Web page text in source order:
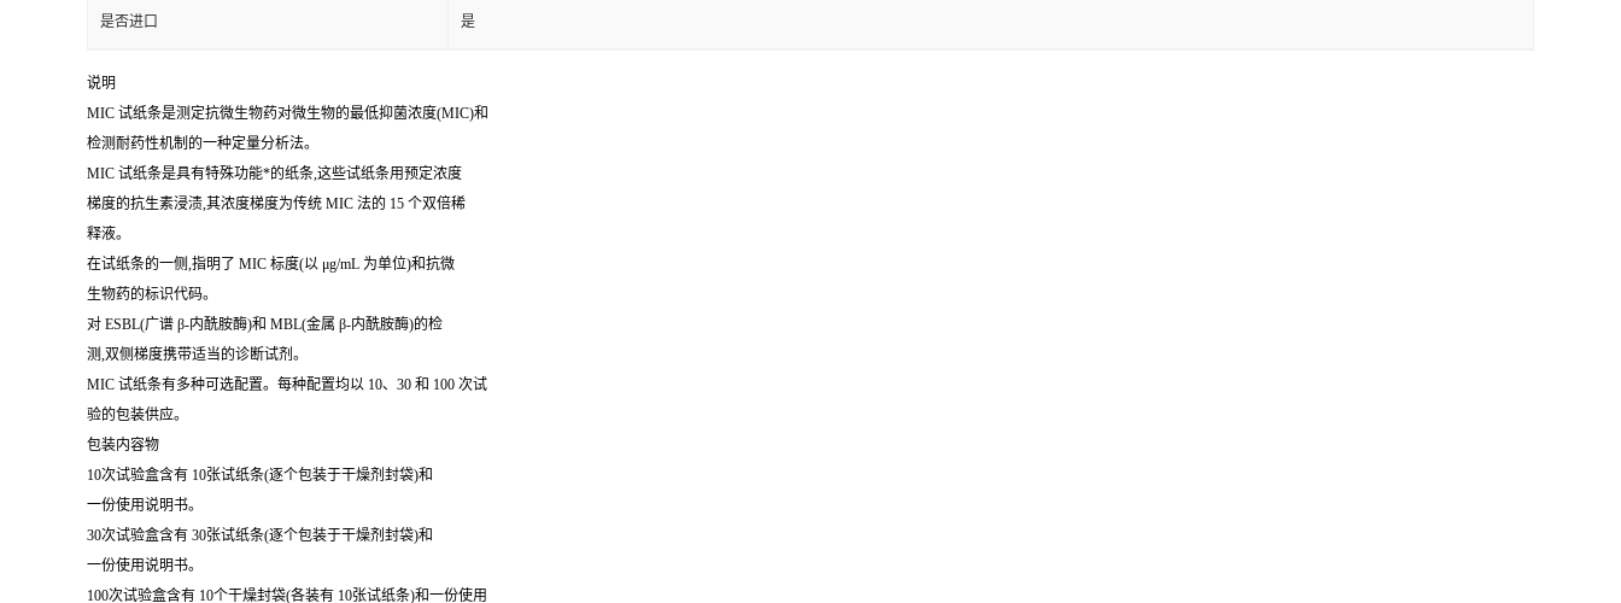
是否进口 是
说明
MIC 试纸条是测定抗微生物药对微生物的最低抑菌浓度(MIC)和
检测耐药性机制的一种定量分析法。
MIC 试纸条是具有特殊功能*的纸条,这些试纸条用预定浓度
梯度的抗生素浸渍,其浓度梯度为传统 MIC 法的 15 个双倍稀
释液。
在试纸条的一侧,指明了 MIC 标度(以 μg/mL 为单位)和抗微
生物药的标识代码。
对 ESBL(广谱 β-内酰胺酶)和 MBL(金属 β-内酰胺酶)的检
测,双侧梯度携带适当的诊断试剂。
MIC 试纸条有多种可选配置。每种配置均以 10、30 和 100 次试
验的包装供应。
包装内容物
10次试验盒含有 10张试纸条(逐个包装于干燥剂封袋)和
一份使用说明书。
30次试验盒含有 30张试纸条(逐个包装于干燥剂封袋)和
一份使用说明书。
100次试验盒含有 10个干燥封袋(各装有 10张试纸条)和一份使用